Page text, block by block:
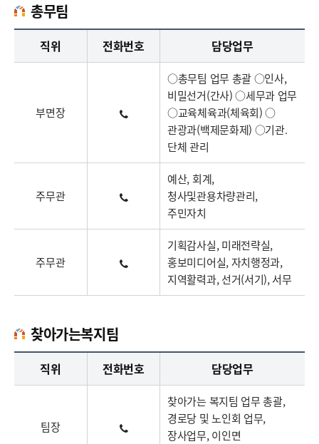
총무팀
총무팀업무담당자의 정보로 직급, 전화번호, 담당업무를 안내하고 있습니다
직위 전화번호 담당업무
부면장
○총무팀 업무 총괄 ○인사,
비밀선거(간사) ○세무과 업무
○교육체육과(체육회) ○
관광과(백제문화제) ○기관․
단체 관리
주무관
예산, 회계,
청사및관용차량관리,
주민자치
주무관
기획감사실, 미래전략실,
홍보미디어실, 자치행정과,
지역활력과, 선거(서기), 서무
찾아가는복지팀
찾아가는복지팀업무담당자의 정보로 직급, 전화번호, 담당업무를 안내하고 있습니다
직위 전화번호 담당업무
팀장
찾아가는 복지팀 업무 총괄,
경로당 및 노인회 업무,
장사업무, 이인면